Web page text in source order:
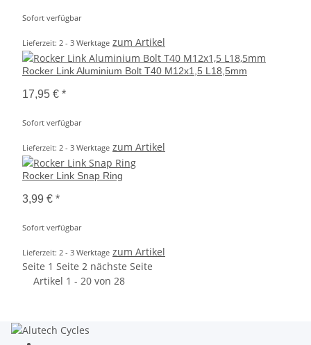
Sofort verfügbar
Lieferzeit: 2 - 3 Werktage zum Artikel
Rocker Link Aluminium Bolt T40 M12x1,5 L18,5mm
17,95 € *
Sofort verfügbar
Lieferzeit: 2 - 3 Werktage zum Artikel
Rocker Link Snap Ring
3,99 € *
Sofort verfügbar
Lieferzeit: 2 - 3 Werktage zum Artikel
Seite 1 Seite 2 nächste Seite
Artikel 1 - 20 von 28